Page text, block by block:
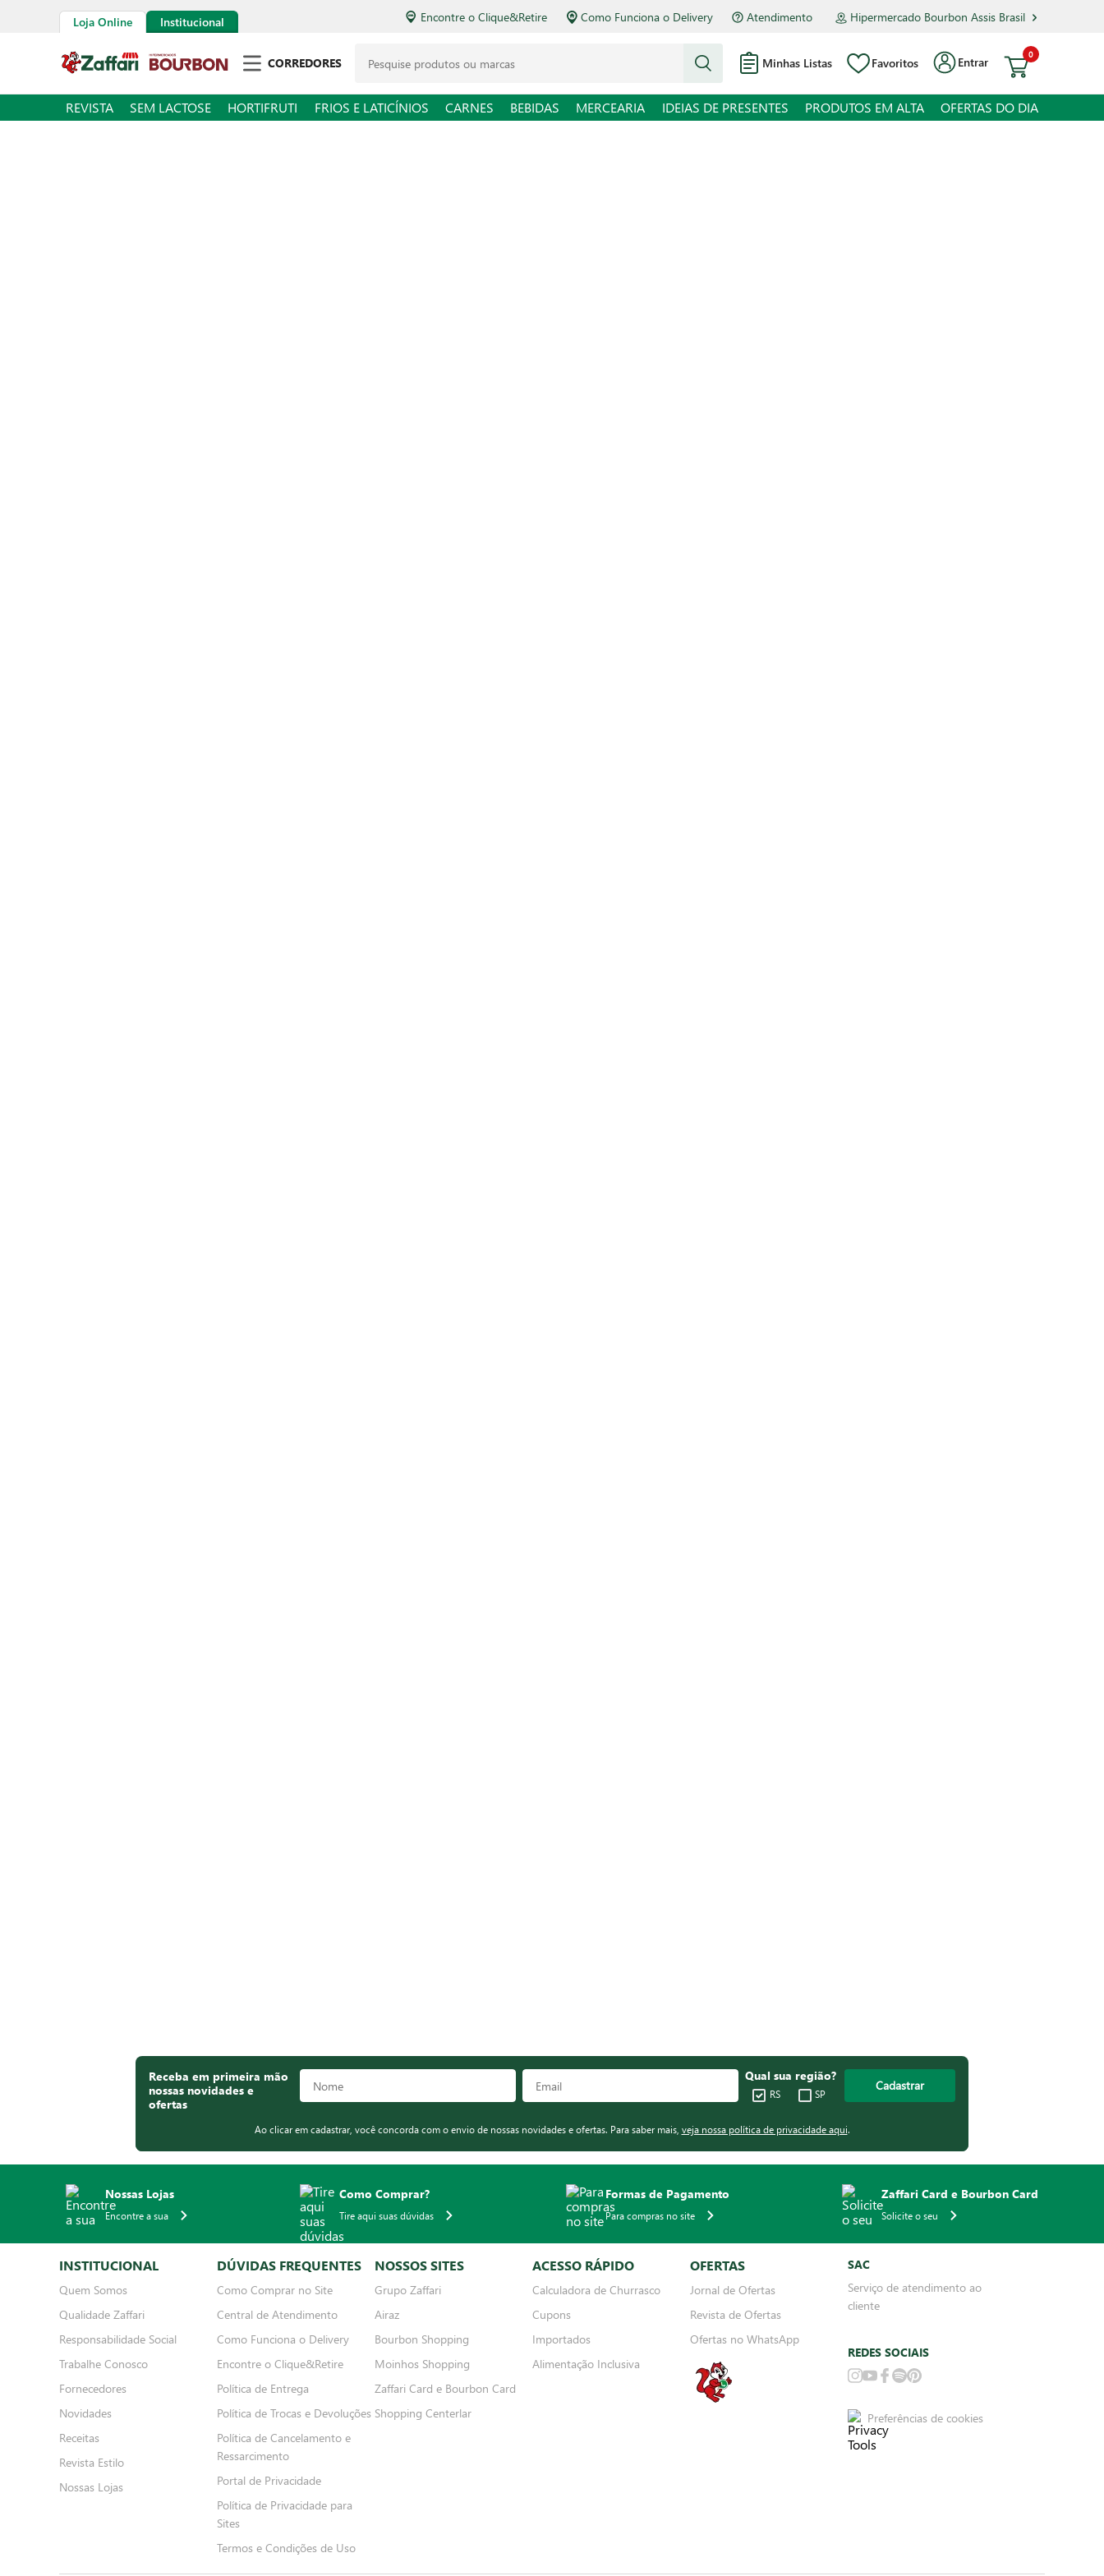
Loja Online Institucional Encontre o Clique&Retire Como Funciona o Delivery Atendimento Hipermercado Bourbon Assis Brasil
CORREDORES Minhas Listas Favoritos Entrar
0
REVISTA SEM LACTOSE HORTIFRUTI FRIOS E LATICÍNIOS CARNES BEBIDAS MERCEARIA IDEIAS DE PRESENTES PRODUTOS EM ALTA OFERTAS DO DIA
Receba em primeira mão
nossas novidades e
ofertas
Qual sua região?
RS SP
Cadastrar
Ao clicar em cadastrar, você concorda com o envio de nossas novidades e ofertas. Para saber mais, veja nossa política de privacidade aqui.
Nossas Lojas
Encontre a sua
Como Comprar?
Tire aqui suas dúvidas
Formas de Pagamento
Para compras no site
Zaffari Card e Bourbon Card
Solicite o seu
INSTITUCIONAL
Quem Somos
Qualidade Zaffari
Responsabilidade Social
Trabalhe Conosco
Fornecedores
Novidades
Receitas
Revista Estilo
Nossas Lojas
DÚVIDAS FREQUENTES
Como Comprar no Site
Central de Atendimento
Como Funciona o Delivery
Encontre o Clique&Retire
Política de Entrega
Política de Trocas e Devoluções
Política de Cancelamento e
Ressarcimento
Portal de Privacidade
Política de Privacidade para
Sites
Termos e Condições de Uso
NOSSOS SITES
Grupo Zaffari
Airaz
Bourbon Shopping
Moinhos Shopping
Zaffari Card e Bourbon Card
Shopping Centerlar
ACESSO RÁPIDO
Calculadora de Churrasco
Cupons
Importados
Alimentação Inclusiva
OFERTAS
Jornal de Ofertas
Revista de Ofertas
Ofertas no WhatsApp
SAC
Serviço de atendimento ao
cliente
REDES SOCIAIS
Preferências de cookies